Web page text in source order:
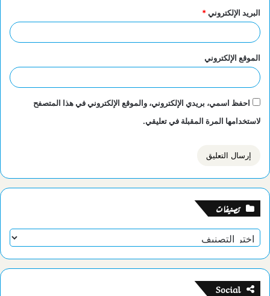
البريد الإلكتروني*
الموقع الإلكتروني
احفظ اسمي، بريدي الإلكتروني، والموقع الإلكتروني في هذا المتصفح
لاستخدامها المرة المقبلة في تعليقي.
تصنيفات
تصنيفات
Social